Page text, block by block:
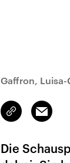
Gaffron, Luisa-
Link
kopieren/teilen
Email
Die